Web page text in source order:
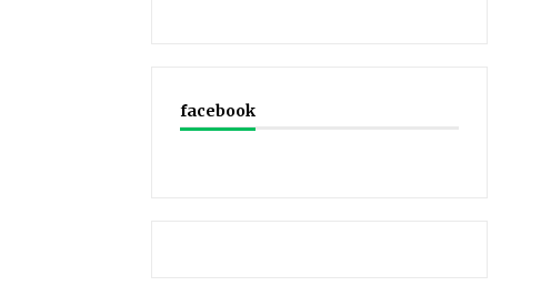
facebook